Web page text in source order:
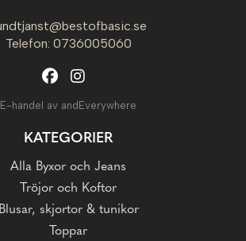
Telefon: 0736005060
E-handel av andEverywhere
KATEGORIER
Alla Byxor och Jeans
Tröjor och Koftor
Blusar, skjortor & tunikor
Toppar